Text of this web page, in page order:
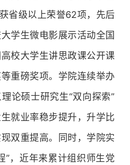
省级以上荣誉62项，先后
学生微电影展示活动全国
校大学生讲思政课公开课
重磅奖项。学院连续举办
论硕士研究生“双向探索”
就业率稳步提升，升学比
双重提高。同时，学院实
”，近年来累计组织师生党